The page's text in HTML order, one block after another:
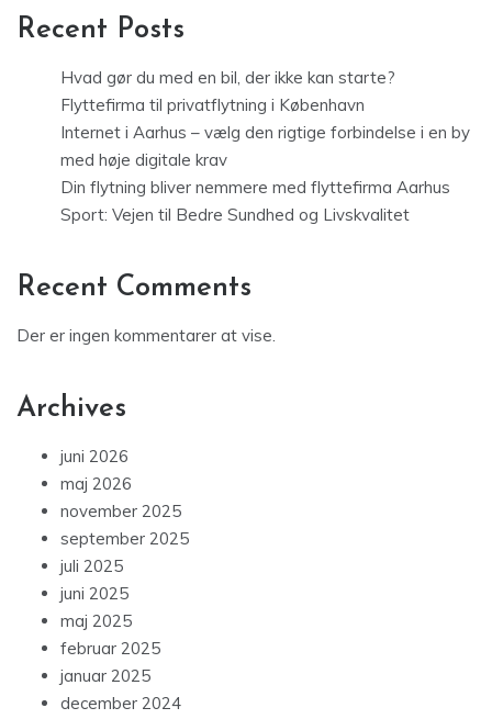
Recent Posts
Hvad gør du med en bil, der ikke kan starte?
Flyttefirma til privatflytning i København
Internet i Aarhus – vælg den rigtige forbindelse i en by
med høje digitale krav
Din flytning bliver nemmere med flyttefirma Aarhus
Sport: Vejen til Bedre Sundhed og Livskvalitet
Recent Comments
Der er ingen kommentarer at vise.
Archives
juni 2026
maj 2026
november 2025
september 2025
juli 2025
juni 2025
maj 2025
februar 2025
januar 2025
december 2024